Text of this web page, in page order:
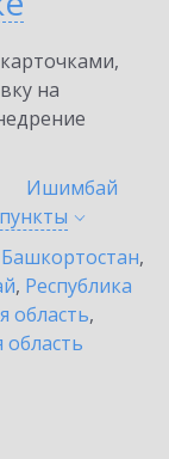
на
Ишимбай
пункты
,
, Республика
область,
область